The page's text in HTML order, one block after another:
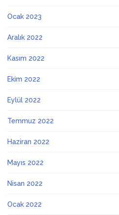
Ocak 2023
Aralık 2022
Kasım 2022
Ekim 2022
Eylül 2022
Temmuz 2022
Haziran 2022
Mayıs 2022
Nisan 2022
Ocak 2022